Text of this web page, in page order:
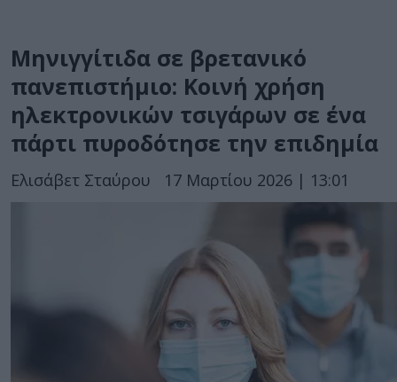
Μηνιγγίτιδα σε βρετανικό
πανεπιστήμιο: Κοινή χρήση
ηλεκτρονικών τσιγάρων σε ένα
πάρτι πυροδότησε την επιδημία
Ελισάβετ Σταύρου 17 Μαρτίου 2026 | 13:01